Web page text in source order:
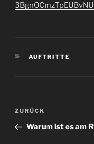
KATEGORIEN
AUFTRITTE
Vorheriger
Beitrag
ZURÜCK
Warum ist es am